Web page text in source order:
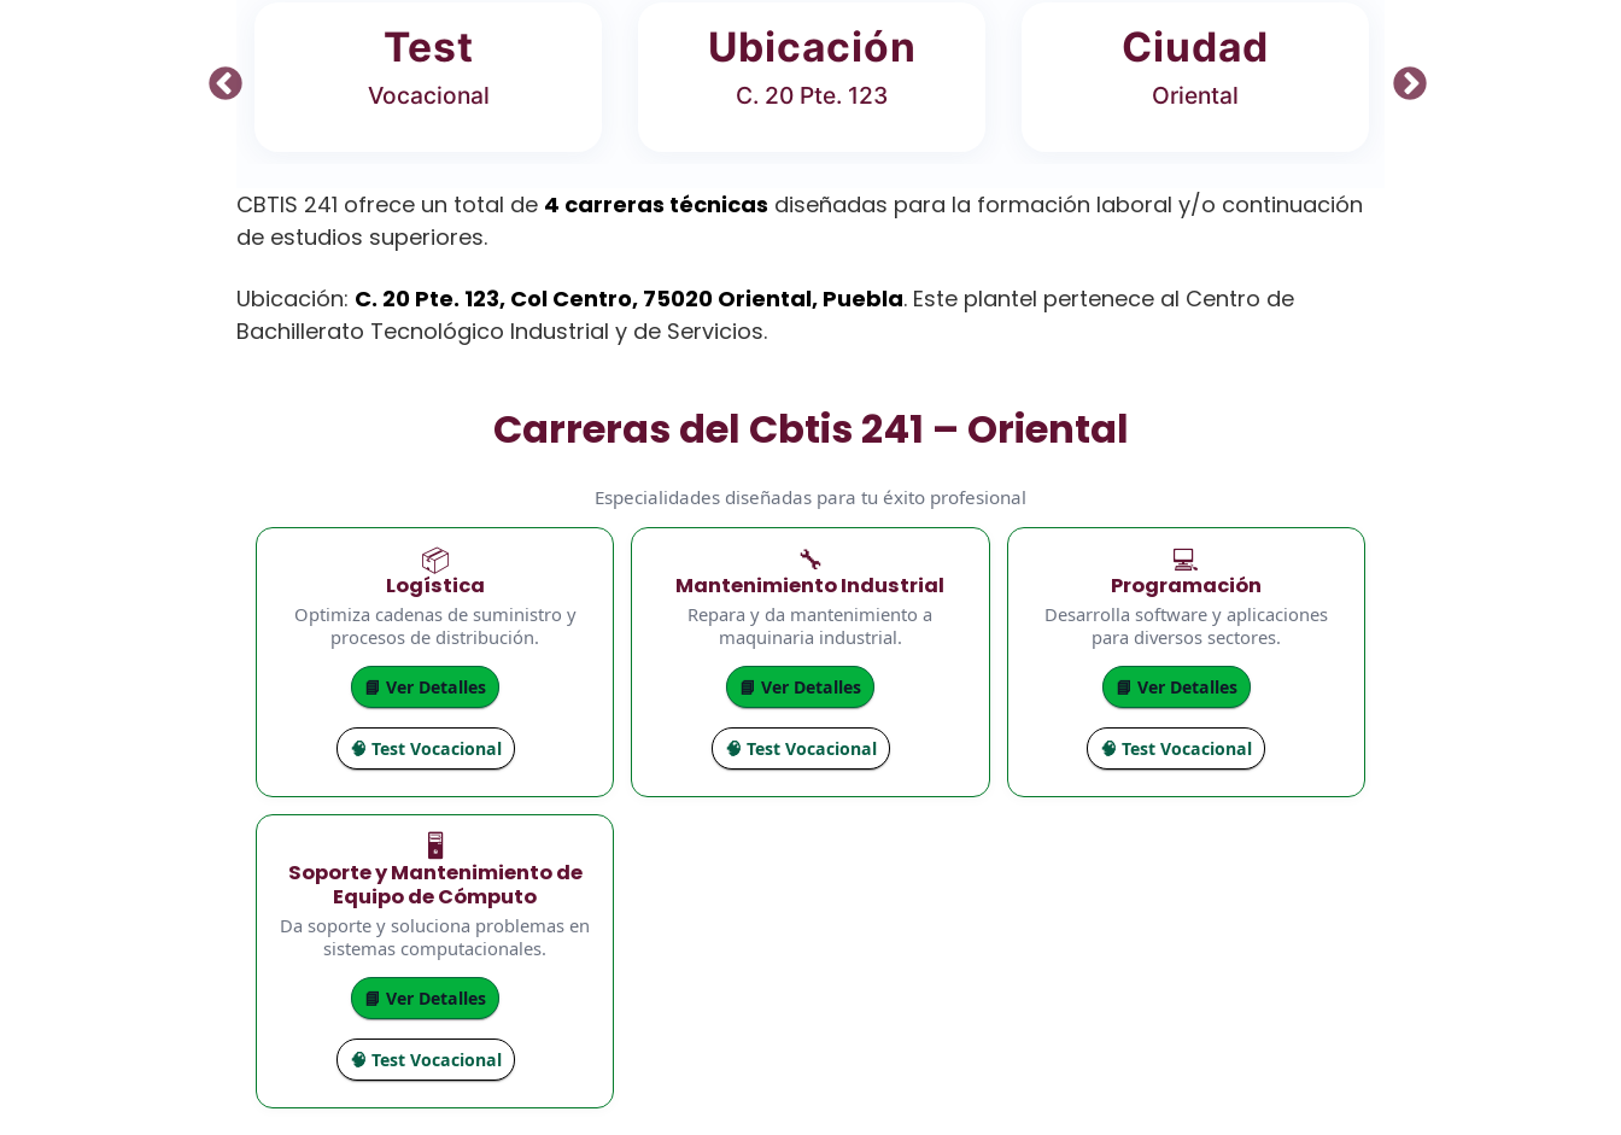
Test
Vocacional
Ubicación
C. 20 Pte. 123
Ciudad
Oriental
CBTIS 241 ofrece un total de 4 carreras técnicas diseñadas para la formación laboral y/o continuación
de estudios superiores.
Ubicación: C. 20 Pte. 123, Col Centro, 75020 Oriental, Puebla. Este plantel pertenece al Centro de
Bachillerato Tecnológico Industrial y de Servicios.
Carreras del Cbtis 241 – Oriental
Especialidades diseñadas para tu éxito profesional
📦
Logística
Optimiza cadenas de suministro y
procesos de distribución.
📘 Ver Detalles
🧠 Test Vocacional
🔧
Mantenimiento Industrial
Repara y da mantenimiento a
maquinaria industrial.
📘 Ver Detalles
🧠 Test Vocacional
💻
Programación
Desarrolla software y aplicaciones
para diversos sectores.
📘 Ver Detalles
🧠 Test Vocacional
🖥️
Soporte y Mantenimiento de
Equipo de Cómputo
Da soporte y soluciona problemas en
sistemas computacionales.
📘 Ver Detalles
🧠 Test Vocacional